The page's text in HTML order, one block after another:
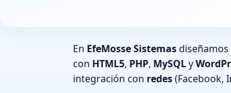
En EfeMosse Sistemas
con HTML5, PHP, MySQLy
integración con redes(Facebook,